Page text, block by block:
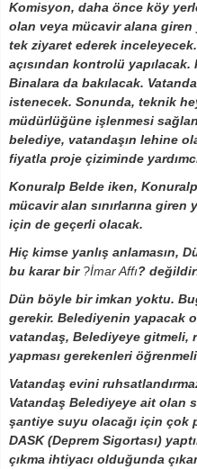
Komisyon, daha önce köy
olan veya mücavir alana
tek ziyaret ederek
açısından kontrolü
Binalara da bakılacak.
istenecek. Sonunda, teknik
müdürlüğüne işlenmesi
belediye, vatandaşın lehine
fiyatla proje çiziminde
Konuralp Belde iken,
mücavir alan sınırlarına giren
için de geçerli olacak.
Hiç kimse yanlış anlamasın,
bu karar bir?İmar Affı?
Dün böyle bir imkan yoktu.
gerekir. Belediyenin yapacak
vatandaş, Belediyeye gitmeli,
yapması gerekenleri
Vatandaş evini
Vatandaş Belediyeye ait olan
şantiye suyu olacağı için çok
DASK (Deprem Sigortası)
çıkma ihtiyacı olduğunda